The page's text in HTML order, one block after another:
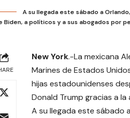
A su llegada este sábado a
Biden, a políticos y a sus abogados por
New York.-La mexicana
Marines de Estados
hijas estadounidenses
Donald Trump gracias a
A su llegada este sábado